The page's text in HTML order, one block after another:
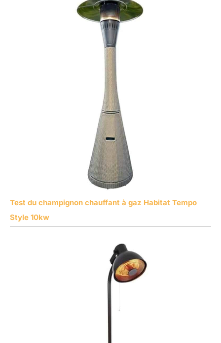
Test du champignon chauffant à gaz Habitat Tempo
Style 10kw